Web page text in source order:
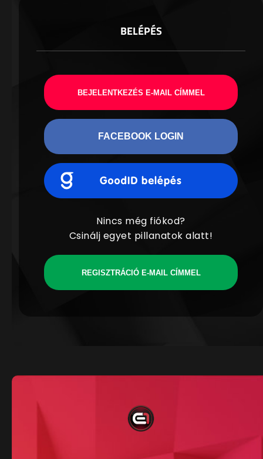
BELÉPÉS
BEJELENTKEZÉS E-MAIL CÍMMEL
FACEBOOK LOGIN
Nincs még fiókod?
Csinálj egyet pillanatok alatt!
REGISZTRÁCIÓ E-MAIL CÍMMEL